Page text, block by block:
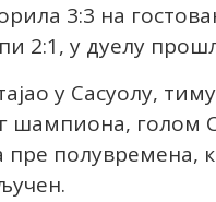
3:3 на
2:1, у дуелу
у Сасуолу,
шампиона, голом
полувремена,